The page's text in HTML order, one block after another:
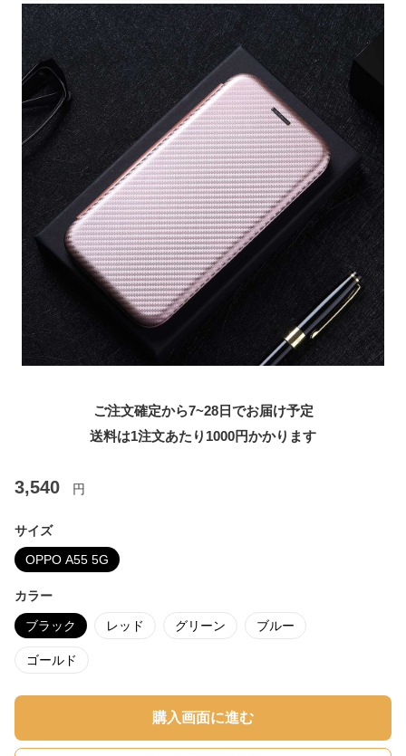
ご注文確定から7~28日でお届け予定
送料は1注文あたり 1000円かかります
3,540 円
サイズ
OPPO A55 5G
カラー
ブラック レッド グリーン ブルー
ゴールド
購入画面に進む